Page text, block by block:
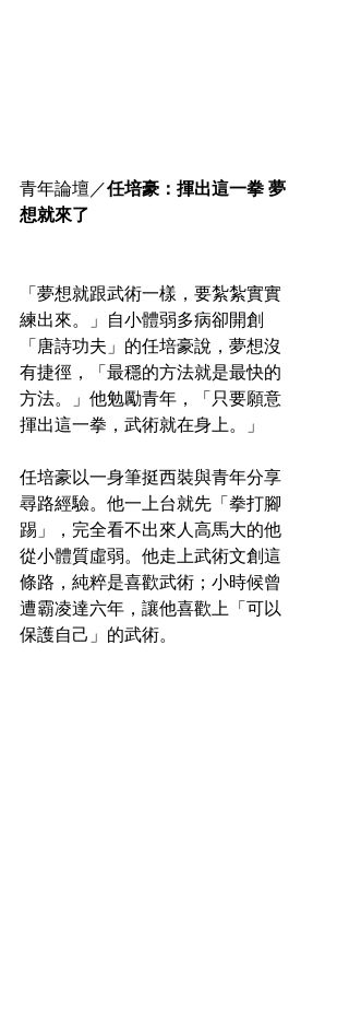
青年論壇／任培豪：揮出這一拳 夢
想就來了
「夢想就跟武術一樣，要紮紮實實
練出來。」自小體弱多病卻開創
「唐詩功夫」的任培豪說，夢想沒
有捷徑，「最穩的方法就是最快的
方法。」他勉勵青年，「只要願意
揮出這一拳，武術就在身上。」
任培豪以一身筆挺西裝與青年分享
尋路經驗。他一上台就先「拳打腳
踢」，完全看不出來人高馬大的他
從小體質虛弱。他走上武術文創這
條路，純粹是喜歡武術；小時候曾
遭霸凌達六年，讓他喜歡上「可以
保護自己」的武術。